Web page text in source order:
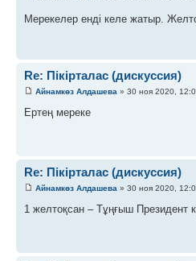
Мерекелер енді келе жатыр.
Re: Пікірталас (дискуссия)
Айнамкөз Алдашева » 30 ноя 2020,
Ертең мереке
Re: Пікірталас (дискуссия)
Айнамкөз Алдашева » 30 ноя 2020,
1 желтоқсан – Тұңғыш Президент